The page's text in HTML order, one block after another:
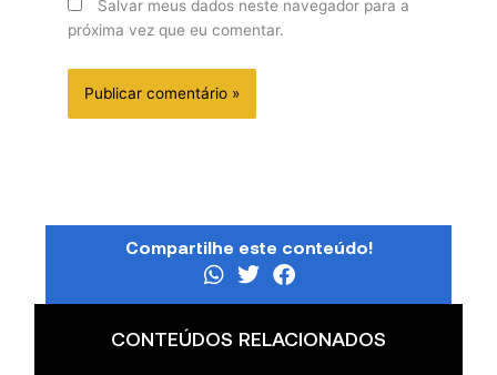
Salvar meus dados neste navegador para a
próxima vez que eu comentar.
Compartilhe este conteúdo!
CONTEÚDOS RELACIONADOS